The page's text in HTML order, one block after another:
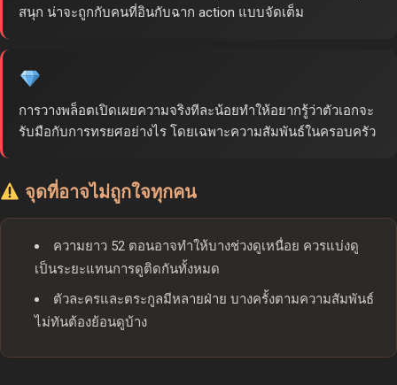
สนุก น่าจะถูกกับคนที่อินกับฉาก action แบบจัดเต็ม
การวางพล็อตเปิดเผยความจริงทีละน้อยทำให้อยากรู้ว่าตัวเอกจะ
รับมือกับการทรยศอย่างไร โดยเฉพาะความสัมพันธ์ในครอบครัว
จุดที่อาจไม่ถูกใจทุกคน
ความยาว 52 ตอนอาจทำให้บางช่วงดูเหนื่อย ควรแบ่งดู
เป็นระยะแทนการดูติดกันทั้งหมด
ตัวละครและตระกูลมีหลายฝ่าย บางครั้งตามความสัมพันธ์
ไม่ทันต้องย้อนดูบ้าง